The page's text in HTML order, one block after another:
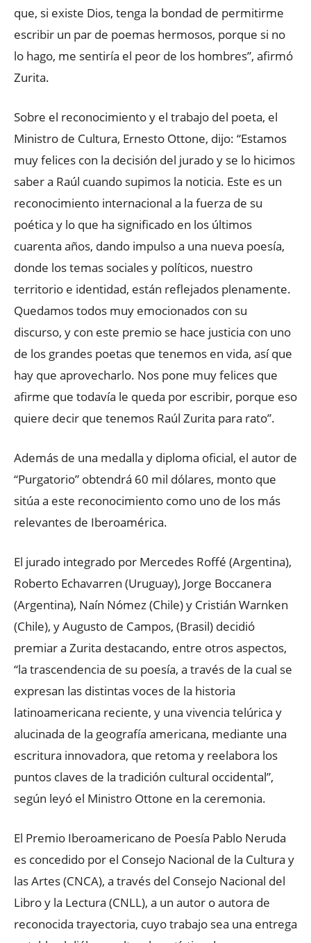
que, si existe Dios, tenga la bondad de permitirme
escribir un par de poemas hermosos, porque si no
lo hago, me sentiría el peor de los hombres”, afirmó
Zurita.
Sobre el reconocimiento y el trabajo del poeta, el
Ministro de Cultura, Ernesto Ottone, dijo: “Estamos
muy felices con la decisión del jurado y se lo hicimos
saber a Raúl cuando supimos la noticia. Este es un
reconocimiento internacional a la fuerza de su
poética y lo que ha significado en los últimos
cuarenta años, dando impulso a una nueva poesía,
donde los temas sociales y políticos, nuestro
territorio e identidad, están reflejados plenamente.
Quedamos todos muy emocionados con su
discurso, y con este premio se hace justicia con uno
de los grandes poetas que tenemos en vida, así que
hay que aprovecharlo. Nos pone muy felices que
afirme que todavía le queda por escribir, porque eso
quiere decir que tenemos Raúl Zurita para rato”.
Además de una medalla y diploma oficial, el autor de
“Purgatorio” obtendrá 60 mil dólares, monto que
sitúa a este reconocimiento como uno de los más
relevantes de Iberoamérica.
El jurado integrado por Mercedes Roffé (Argentina),
Roberto Echavarren (Uruguay), Jorge Boccanera
(Argentina), Naín Nómez (Chile) y Cristián Warnken
(Chile), y Augusto de Campos, (Brasil) decidió
premiar a Zurita destacando, entre otros aspectos,
“la trascendencia de su poesía, a través de la cual se
expresan las distintas voces de la historia
latinoamericana reciente, y una vivencia telúrica y
alucinada de la geografía americana, mediante una
escritura innovadora, que retoma y reelabora los
puntos claves de la tradición cultural occidental”,
según leyó el Ministro Ottone en la ceremonia.
El Premio Iberoamericano de Poesía Pablo Neruda
es concedido por el Consejo Nacional de la Cultura y
las Artes (CNCA), a través del Consejo Nacional del
Libro y la Lectura (CNLL), a un autor o autora de
reconocida trayectoria, cuyo trabajo sea una entrega